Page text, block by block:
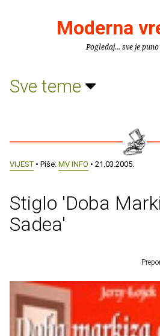
Moderna
Pogledaj... sve je
Sve teme
VIJEST • Piše: MV INFO • 21.03.2005.
Stiglo 'Doba
Sadea'